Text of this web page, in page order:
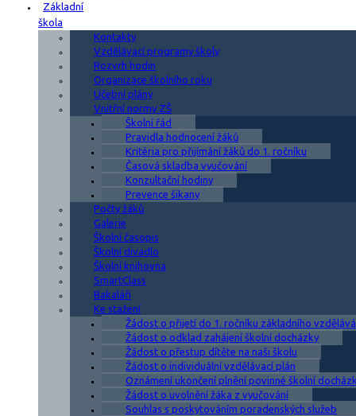
Základní
škola
Kontakty
Vzdělávací programy školy
Rozvrh hodin
Organizace školního roku
Učební plány
Vnitřní normy ZŠ
Školní řád
Pravidla hodnocení žáků
Kritéria pro přijímání žáků do 1. ročníku
Časová skladba vyučování
Konzultační hodiny
Prevence šikany
Počty žáků
Galerie
Školní časopis
Školní divadlo
Školní knihovna
SmartClass
Bakaláři
Ke stažení
Žádost o přijetí do 1. ročníku základního
Žádost o odklad zahájení školní docházky
Žádost o přestup dítěte na naši školu
Žádost o individuální vzdělávací plán
Oznámení ukončení plnění povinné školní
Žádost o uvolnění žáka z vyučování
Souhlas s poskytováním poradenských služeb